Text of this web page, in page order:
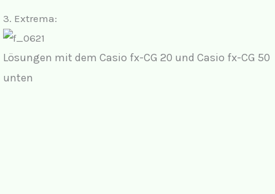
3. Extrema:
Lösungen mit dem Casio fx-CG 20 und Casio fx-CG 50
unten